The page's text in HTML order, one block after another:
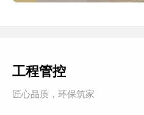
工程管控
匠心品质，环保筑家